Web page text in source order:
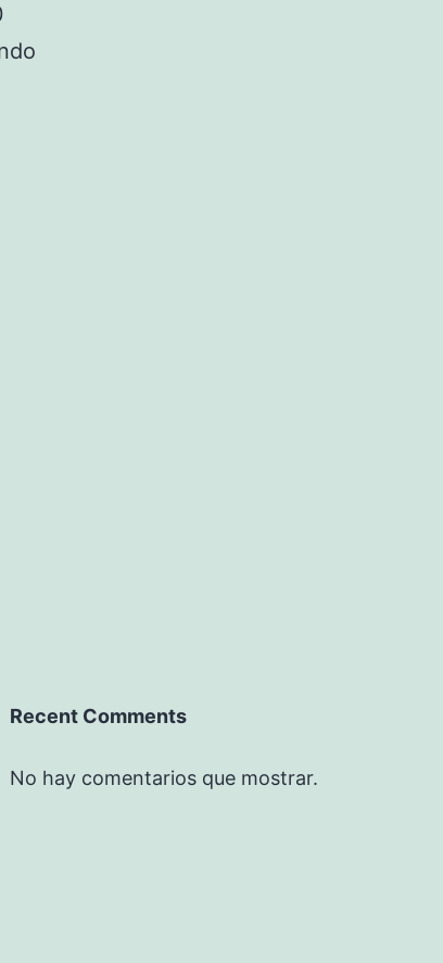
Recent Comments
No hay comentarios que mostrar.